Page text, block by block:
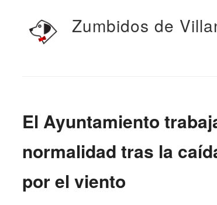
Zumbidos de
El Ayuntamiento
normalidad tras la
por el viento